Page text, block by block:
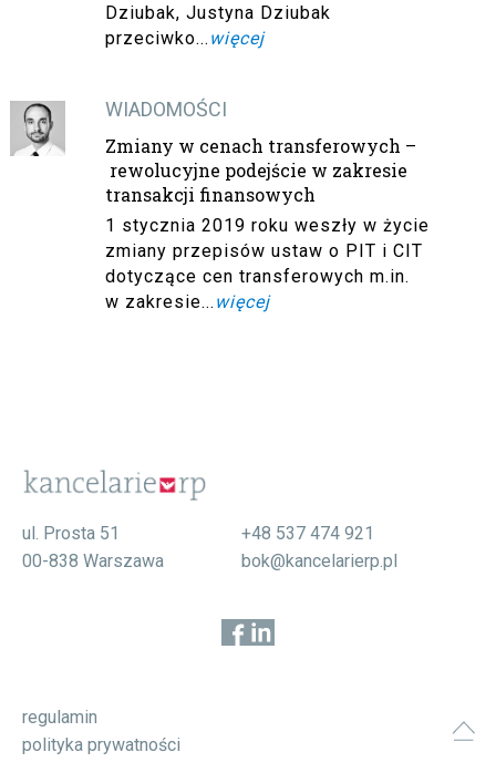
Dziubak, Justyna Dziubak
przeciwko... więcej
WIADOMOŚCI
Zmiany w cenach transferowych –
rewolucyjne podejście w zakresie
transakcji finansowych
1 stycznia 2019 roku weszły w życie
zmiany przepisów ustaw o PIT i CIT
dotyczące cen transferowych m.in.
w zakresie... więcej
ul. Prosta 51
00-838 Warszawa
+48 537 474 921
bok@kancelarierp.pl
regulamin
polityka prywatności